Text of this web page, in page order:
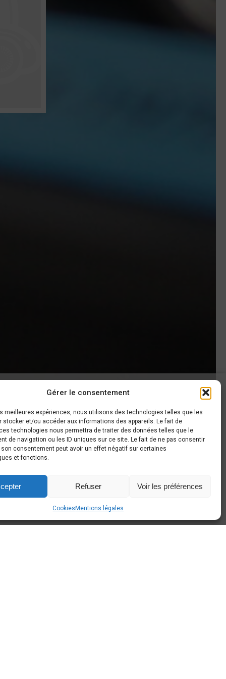
Gérer le consentement
meilleures expériences, nous utilisons des technologies telles que les
stocker et/ou accéder aux informations des appareils. Le fait de
technologies nous permettra de traiter des données telles que le
de navigation ou les ID uniques sur ce site. Le fait de ne pas consentir
son consentement peut avoir un effet négatif sur certaines
et fonctions.
Refuser Voir les préférences
Cookies Mentions légales
CARS
de Gembloux, 63
Sombreffe
+32 497 44 26 80